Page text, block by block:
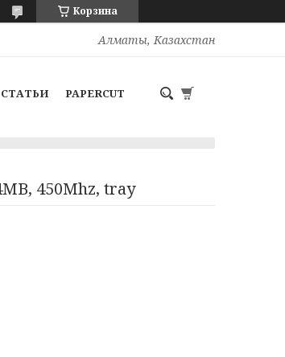
Корзина
Алматы, Казахстан
СТАТЬИ PAPERCUT
450Mhz, tray